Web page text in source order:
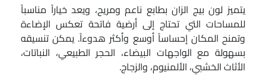
يتميز لون بيج الزان بطابع ناعم ومريح، ويعد خياراً مناسباً
للمساحات التي تحتاج إلى أرضية فاتحة تعكس الإضاءة
وتمنح المكان إحساساً أوسع وأكثر هدوءاً. يمكن تنسيقه
بسهولة مع الواجهات البيضاء، الحجر الطبيعي، النباتات،
الأثاث الخشبي، الألمنيوم، والزجاج.